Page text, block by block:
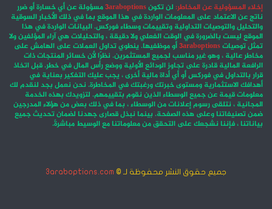
إخلاء المسؤولية عن المخاطر: لن تكون3araboptionsمسؤولة عن أي خسارة أو ضرر
ناتج عن الاعتماد على المعلومات الواردة في هذا الموقع بما في ذلك الأخبار السوقية
والتحليل والتوصيات التداولية وتقييمات وسطاء فوركس. البيانات الواردة في هذا
الموقع ليست بالضرورة في الوقت الفعلي ولا دقيقة ، والتحليلات هي آراء المؤلفين ولا
تمثل توصيات3araboptionsأو موظفيها. ينطوي تداول العملات على الهامش على
مخاطر عالية ، وهو غير مناسب لجميع المستثمرين. نظرًا لأن خسائر المنتجات ذات
الرافعة المالية قادرة على تجاوز الودائع الأولية ووضع رأس المال في خطر. قبل اتخاذ
قرار بالتداول في فوركس أو أي أداة مالية أخرى ، يجب عليك التفكير بعناية في
أهدافك الاستثمارية ومستوى خبرتك ورغبتك في المخاطرة. نحن نعمل بجد لنقدم لك
معلومات قيمة عن جميع الوسطاء الذين نقوم بتقييمهم. لتزويدك بهذه الخدمة
المجانية ، نتلقى رسوم إعلانات من الوسطاء ، بما في ذلك بعض من هؤلاء المدرجين
ضمن تصنيفاتنا وعلى هذه الصفحة. بينما نبذل قصارى جهدنا لضمان تحديث جميع
بياناتنا ، فإننا نشجعك على التحقق من معلوماتنا مع الوسيط مباشرةً.
جميع حقوق النشر محفوظة لـ © 3araboptions.com